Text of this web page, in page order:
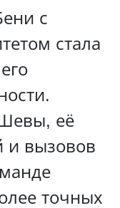
с
стала
её
и вызовов
точных